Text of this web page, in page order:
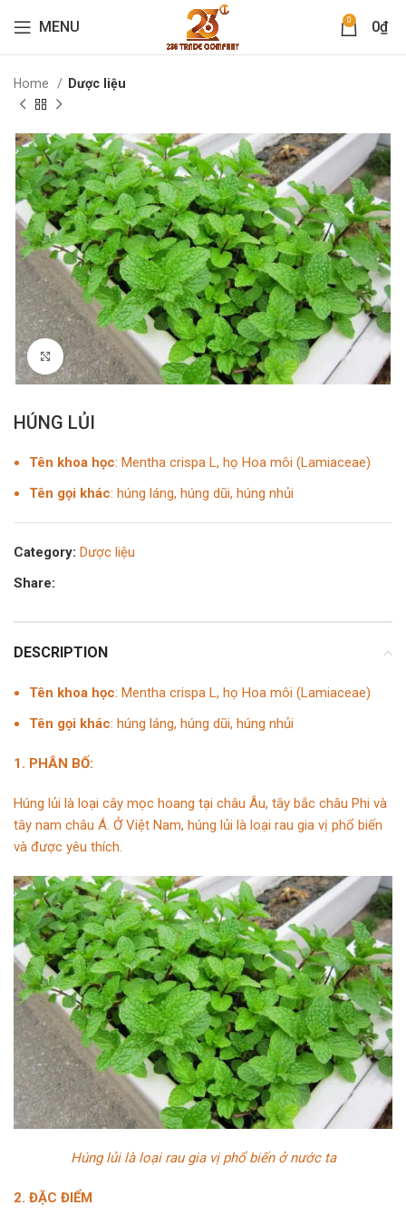
MENU 0 0₫
Home Dược liệu
Click to enlarge
HÚNG LỦI
Tên khoa học: Mentha crispa L, họ Hoa môi (Lamiaceae)
Tên gọi khác: húng láng, húng dũi, húng nhủi
Category: Dược liệu
Share:
DESCRIPTION
Tên khoa học: Mentha crispa L, họ Hoa môi (Lamiaceae)
Tên gọi khác: húng láng, húng dũi, húng nhủi
1. PHÂN BỐ:
Húng lủi là loại cây mọc hoang tại châu Âu, tây bắc châu Phi và
tây nam châu Á. Ở Việt Nam, húng lủi là loại rau gia vị phổ biến
và được yêu thích.
Húng lủi là loại rau gia vị phổ biến ở nước ta
2. ĐẶC ĐIỂM